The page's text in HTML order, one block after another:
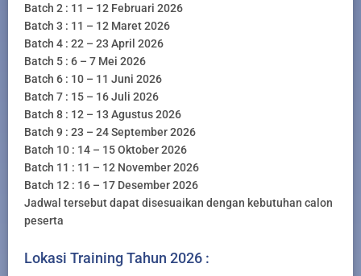
Batch 2 : 11 – 12 Februari 2026
Batch 3 : 11 – 12 Maret 2026
Batch 4 : 22 – 23 April 2026
Batch 5 : 6 – 7 Mei 2026
Batch 6 : 10 – 11 Juni 2026
Batch 7 : 15 – 16 Juli 2026
Batch 8 : 12 – 13 Agustus 2026
Batch 9 : 23 – 24 September 2026
Batch 10 : 14 – 15 Oktober 2026
Batch 11 : 11 – 12 November 2026
Batch 12 : 16 – 17 Desember 2026
Jadwal tersebut dapat disesuaikan dengan kebutuhan calon
peserta
Lokasi Training Tahun 2026 :